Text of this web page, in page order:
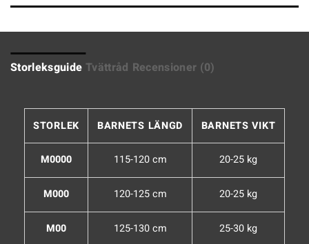
Storleksguide Tvättråd Recensioner (0)
STORLEK BARNETS LÄNGD BARNETS VIKT
M0000 115-120 cm 20-25 kg
M000 120-125 cm 20-25 kg
M00 125-130 cm 25-30 kg